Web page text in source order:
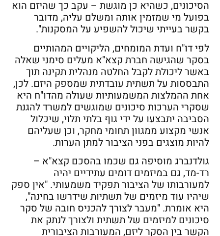
הסיכונים, כשהיא כן מוגשת – עקב כך שהיזם הוא
בפועל מי שמזמין אותה ומשלם עליה, מדובר
בקשר בעייתי שיכול להשפיע על המסקנות".
לפי דו"ח ועדת המומחים, הליקויים המהותיים
בסקר שהגישה חברת קצא"א מעלים סימני שאלה
באשר ליכולת לקבל החלטה מנהלית תקינה תוך
התבססות על תשתית עובדתית שמספק היזם. לכן,
אחת ההמלצות המשמעותיות שעולה מהדו"ח היא
שסקרי הערכות סיכונים שמוגשים למשרד להגנת
הסביבה יתבצעו על ידי גוף בלתי תלוי, שיכלול
אנשי מקצוע ממגוון תחומי מחקר, וכן שעליהם
להיות מוצגים בפני הציבור למתן הערות.
גולדנברג מוסיפה גם שכמו בהסכם קצא"א –
רד-מד, גם במיזמים דומים עתידיים יהיה
למעורבותו של הציבור תפקיד משמעותי. "אין ספק
שיהיו עוד מיזמים של תשתיות שידרשו בחינה",
היא אומרת. "מעבר לצורך להכניס חובה של סקר
סיכונים למיזמים של תשתית ולצורך לנתק את
הקשר בין הסקר ליזם, המעורבות הציבורית